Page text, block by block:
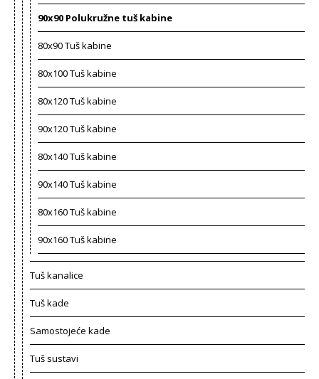
90x90 Polukružne tuš kabine
80x90 Tuš kabine
80x100 Tuš kabine
80x120 Tuš kabine
90x120 Tuš kabine
80x140 Tuš kabine
90x140 Tuš kabine
80x160 Tuš kabine
90x160 Tuš kabine
Tuš kanalice
Tuš kade
Samostojeće kade
Tuš sustavi